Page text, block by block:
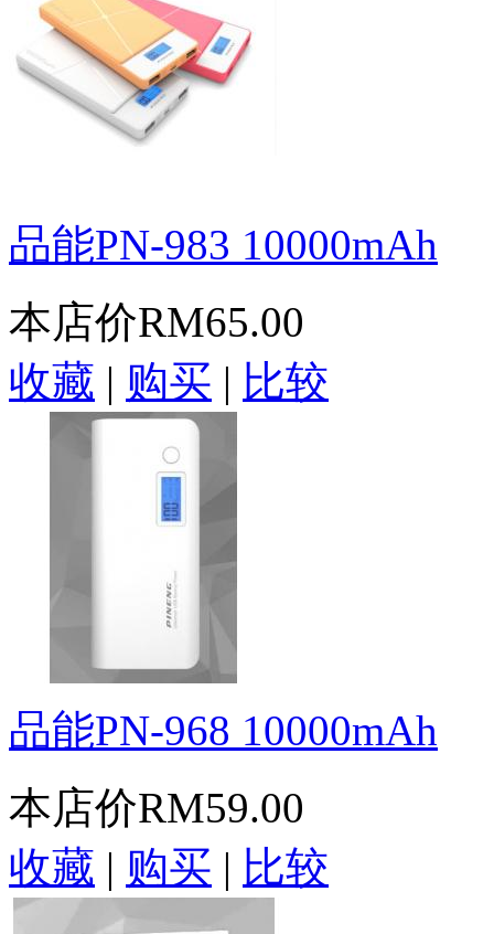
品能PN-983 10000mAh
本店价RM65.00
收藏 | 购买 | 比较
品能PN-968 10000mAh
本店价RM59.00
收藏 | 购买 | 比较